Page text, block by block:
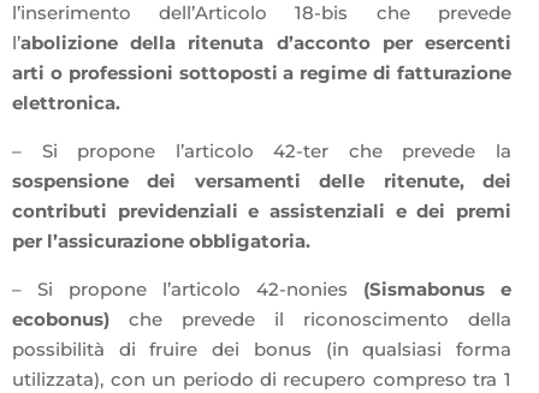
l’inserimento dell’Articolo 18-bis che prevede
l’abolizione della ritenuta d’acconto per esercenti
arti o professioni sottoposti a regime di fatturazione
elettronica.
– Si propone l’articolo 42-ter che prevede la
sospensione dei versamenti delle ritenute, dei
contributi previdenziali e assistenziali e dei premi
per l’assicurazione obbligatoria.
– Si propone l’articolo 42-nonies (Sismabonus e
ecobonus)che prevede il riconoscimento della
possibilità di fruire dei bonus (in qualsiasi forma
utilizzata), con un periodo di recupero compreso tra 1